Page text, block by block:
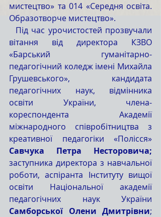
мистецтво» та 014 «Середня освіта.
Образотворче мистецтво».
вітання від директора КЗВО
«Барський гуманітарно-
педагогічний коледж імені Михайла
Грушевського», кандидата
педагогічних наук, відмінника
освіти України, члена-
кореспондента Академії
міжнародного співробітництва з
заступника директора з навчальної
роботи, аспіранта Інституту вищої
освіти Національної академії
Самборської Олени Дмитрівни;